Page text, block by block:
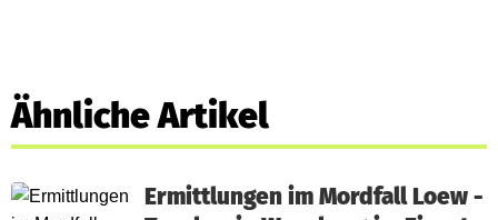
Ähnliche Artikel
Ermittlungen im Mordfall Loew -